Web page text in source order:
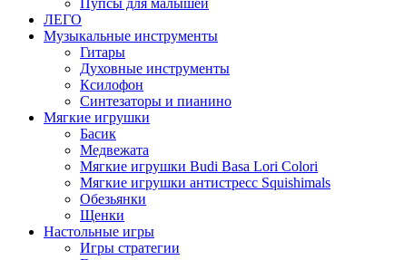
Пупсы для малышей
ЛЕГО
Музыкальные инструменты
Гитары
Духовные инструменты
Ксилофон
Синтезаторы и пианино
Мягкие игрушки
Басик
Медвежата
Мягкие игрушки Budi Basa Lori Colori
Мягкие игрушки антистресс Squishimals
Обезьянки
Щенки
Настольные игры
Игры стратегии